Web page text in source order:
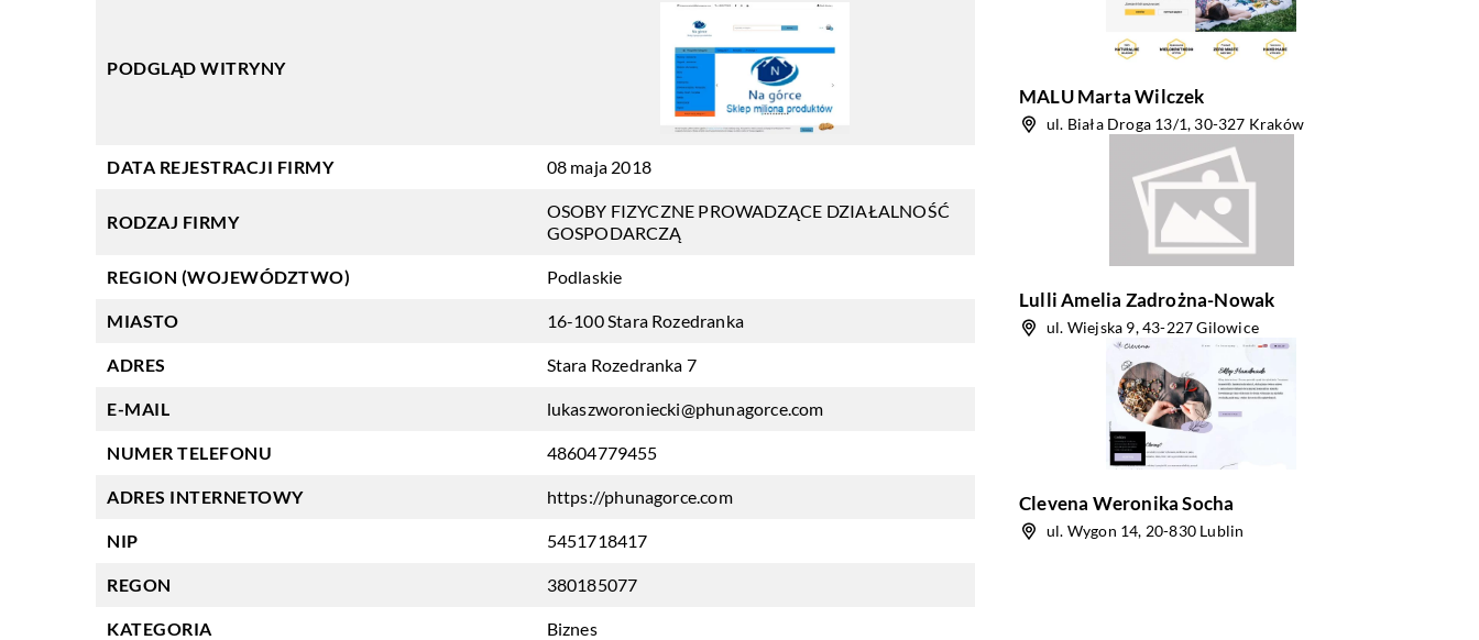
PODGLĄD WITRYNY
DATA REJESTRACJI FIRMY 08 maja 2018
RODZAJ FIRMY
OSOBY FIZYCZNE PROWADZĄCE DZIAŁALNOŚĆ
GOSPODARCZĄ
REGION (WOJEWÓDZTWO) Podlaskie
MIASTO 16-100 Stara Rozedranka
ADRES Stara Rozedranka 7
E-MAIL lukaszworoniecki@phunagorce.com
NUMER TELEFONU 48604779455
ADRES INTERNETOWY https://phunagorce.com
NIP 5451718417
REGON 380185077
KATEGORIA Biznes
MALU Marta Wilczek
ul. Biała Droga 13/1, 30-327 Kraków
Lulli Amelia Zadrożna-Nowak
ul. Wiejska 9, 43-227 Gilowice
Clevena Weronika Socha
ul. Wygon 14, 20-830 Lublin